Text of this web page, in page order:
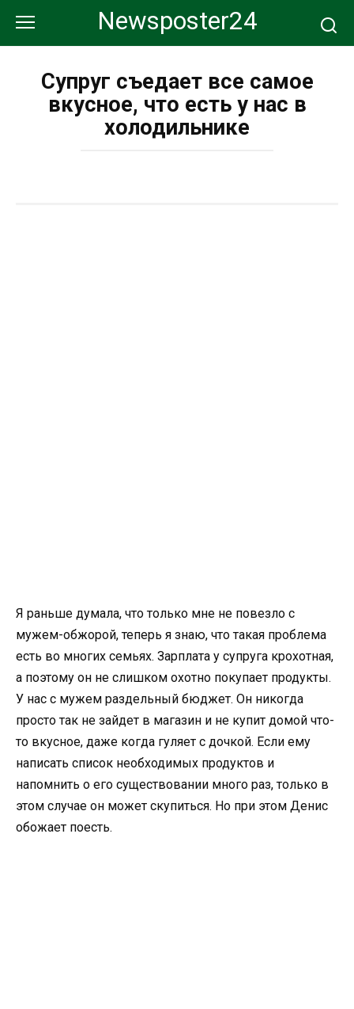
контенту
Newsposter24
Супруг съедает все самое
вкусное, что есть у нас в
холодильнике
Я раньше думала, что только мне не повезло с
мужем-обжорой, теперь я знаю, что такая проблема
есть во многих семьях. Зарплата у супруга крохотная,
а поэтому он не слишком охотно покупает продукты.
У нас с мужем раздельный бюджет. Он никогда
просто так не зайдет в магазин и не купит домой что-
то вкусное, даже когда гуляет с дочкой. Если ему
написать список необходимых продуктов и
напомнить о его существовании много раз, только в
этом случае он может скупиться. Но при этом Денис
обожает поесть.